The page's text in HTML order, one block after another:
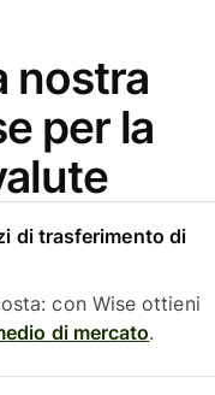
nostra
per la
di trasferimento di
con Wise ottieni
di mercato.